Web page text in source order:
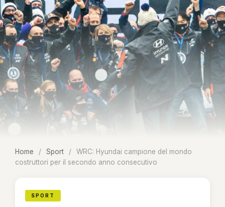
Home / Sport /
WRC: Hyundai campione del mondo
costruttori per il secondo anno consecutivo
SPORT